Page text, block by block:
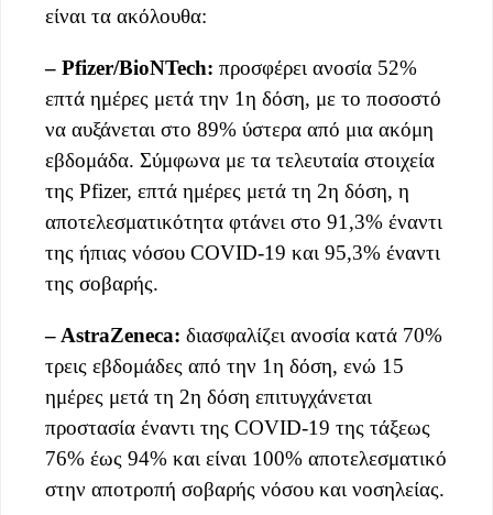
είναι τα ακόλουθα:
– Pfizer/BioNTech: προσφέρει ανοσία 52%
επτά ημέρες μετά την 1η δόση, με το ποσοστό
να αυξάνεται στο 89% ύστερα από μια ακόμη
εβδομάδα. Σύμφωνα με τα τελευταία στοιχεία
της Pfizer, επτά ημέρες μετά τη 2η δόση, η
αποτελεσματικότητα φτάνει στο 91,3% έναντι
της ήπιας νόσου COVID-19 και 95,3% έναντι
της σοβαρής.
– AstraZeneca: διασφαλίζει ανοσία κατά 70%
τρεις εβδομάδες από την 1η δόση, ενώ 15
ημέρες μετά τη 2η δόση επιτυγχάνεται
προστασία έναντι της COVID-19 της τάξεως
76% έως 94% και είναι 100% αποτελεσματικό
στην αποτροπή σοβαρής νόσου και νοσηλείας.